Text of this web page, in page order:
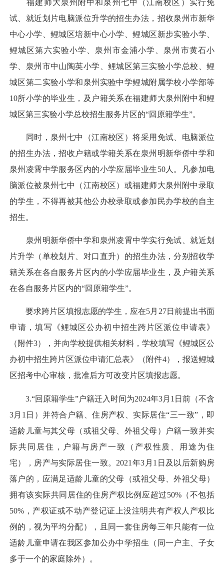
福建师大泉州附中和泉州七中（江南校区）实行免
试、就近划片电脑派位升学的招生办法，招收泉州市新华
中心小学、鲤城区培新中心小学、鲤城区新步实验小学、
鲤城区第六实验小学、泉州市金浦小学、泉州市黄石小
学、泉州市中山陶英小学、鲤城区第三实验小学总校、鲤
城区第二实验小学和泉州实验中学鲤城附属学校小学部等
10所小学的毕业生，及户籍关系在福建师大泉州附中和鲤
城区第三实验小学总校招生服务片区的“回原籍学生”。
同时，泉州七中（江南校区）将采用免试、电脑派位
的招生办法，招收户籍或学籍关系在泉州明新华侨中学和
泉州凌霄中学服务区内的小学应届毕业生50人。凡参加电
脑派位被泉州七中（江南校区）或福建师大泉州附中录取
的学生，不得再被其他公办校录取或参加民办学校的自主
招生。
泉州明新华侨中学和泉州凌霄中学实行免试、就近划
片升学（单校划片、对口直升）的招生办法，分别招收学
籍关系在各自服务片区内的小学应届毕业生，及户籍关系
在各自服务片区内的“回原籍学生”。
要求跨片区填报志愿的学生，应在5月27日前提出书面
申请，填写《鲤城区公办初中招生跨片区派位申请表》
（附件3），并向学校提供相关材料，学校填写《鲤城区公
办初中招生跨片区派位申请汇总表》（附件4），报送鲤城
区招考中心审核，批准后方可改变片区填报志愿。
3.“回原籍学生”户籍迁入时间为2024年3月1日前（不含
3月1日）并符合户籍、住房产权、实际居住“三一致”，即
适龄儿童与其父母（或祖父母、外祖父母）户籍一致并实
际共同居住，户籍与房产一致（产权性质、用途为住
宅），房产与实际居住一致。2021年3月1日及以后新购房
落户的，应满足适龄儿童的父母（或祖父母、外祖父母）
拥有该实际共同居住的住房产权比例应超过50%（不包括
50%，产权证或不动产登记证上没注明共有产权人产权比
例的，视为平均分配），且同一套住房每三年只能有一位
适龄儿童申请在我区参加公办中学招生（同一户主、子女
多于一个的家庭除外）。